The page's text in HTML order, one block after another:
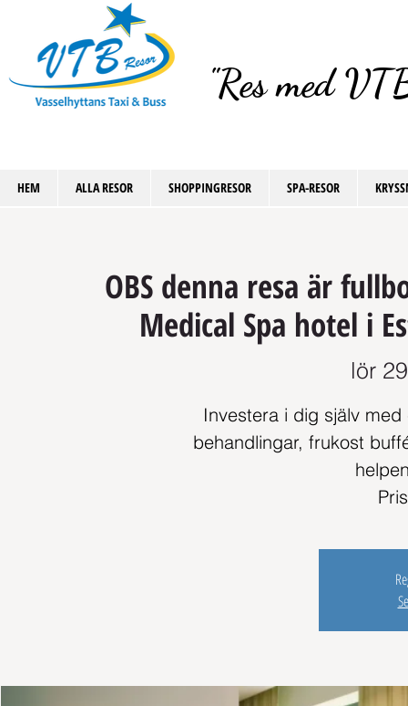
"Res med
HEM ALLA RESOR SHOPPINGRESOR SPA-RESOR
OBS denna resa är
Medical Spa hotel i
lör
Investera i dig själv
behandlingar, frukost